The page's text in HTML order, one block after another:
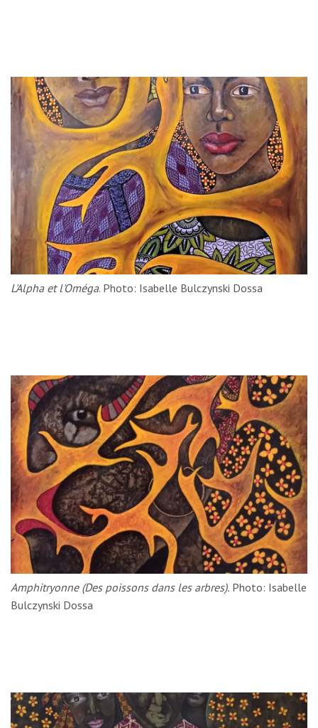
L'Alpha et l'Oméga. Photo: Isabelle Bulczynski Dossa
Amphitryonne (Des poissons dans les arbres). Photo: Isabelle
Bulczynski Dossa